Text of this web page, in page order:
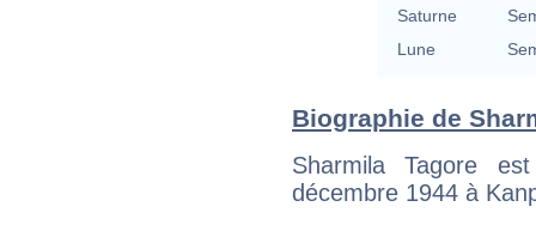
Saturne
Lune
Biographie de
Sharmila Tagore
décembre 1944 à